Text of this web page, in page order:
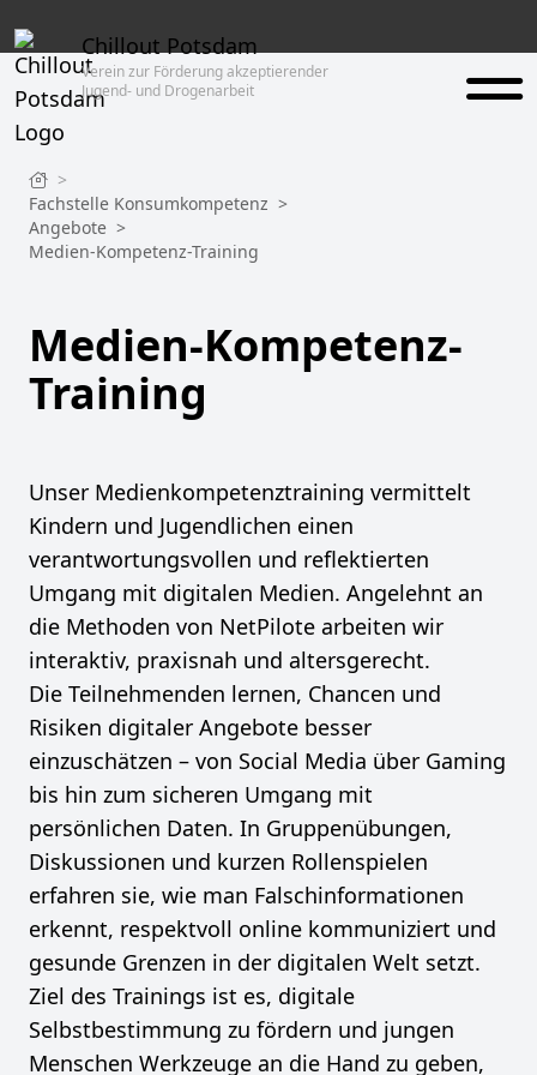
Chillout Potsdam
Verein zur Förderung akzeptierender
Jugend- und Drogenarbeit
>
Fachstelle Konsumkompetenz >
Angebote >
Medien-Kompetenz-Training
Medien-Kompetenz-
Training
Unser Medienkompetenztraining vermittelt
Kindern und Jugendlichen einen
verantwortungsvollen und reflektierten
Umgang mit digitalen Medien. Angelehnt an
die Methoden von NetPilote arbeiten wir
interaktiv, praxisnah und altersgerecht.
Die Teilnehmenden lernen, Chancen und
Risiken digitaler Angebote besser
einzuschätzen – von Social Media über Gaming
bis hin zum sicheren Umgang mit
persönlichen Daten. In Gruppenübungen,
Diskussionen und kurzen Rollenspielen
erfahren sie, wie man Falschinformationen
erkennt, respektvoll online kommuniziert und
gesunde Grenzen in der digitalen Welt setzt.
Ziel des Trainings ist es, digitale
Selbstbestimmung zu fördern und jungen
Menschen Werkzeuge an die Hand zu geben,